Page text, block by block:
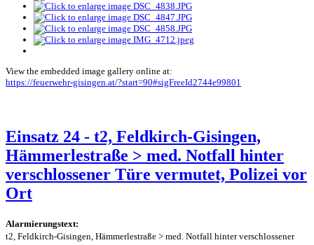
View the embedded image gallery online at:
https://feuerwehr-gisingen.at/?start=90#sigFreeId2744e99801
Einsatz 24 - t2, Feldkirch-Gisingen,
Hämmerlestraße > med. Notfall hinter
verschlossener Türe vermutet, Polizei vor
Ort
Alarmierungstext:
t2, Feldkirch-Gisingen, Hämmerlestraße > med. Notfall hinter verschlossener